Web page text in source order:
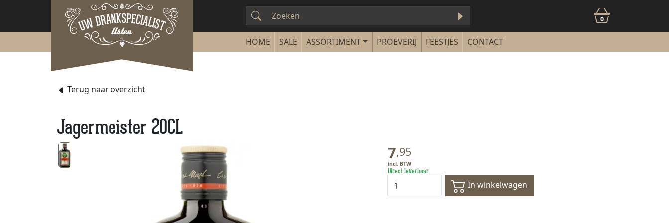
0
SALE ASSORTIMENT PROEVERIJ FEESTJES CONTACT
Terug naar overzicht
Jagermeister 20CL
7,95
Direct leverbaar
In winkelwagen